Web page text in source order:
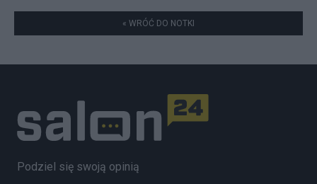
« WRÓĆ DO NOTKI
Podziel się swoją opinią